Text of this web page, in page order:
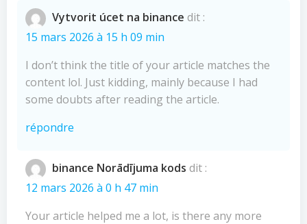
Vytvorit úcet na binance dit :
15 mars 2026 à 15 h 09 min
I don’t think the title of your article matches the
content lol. Just kidding, mainly because I had
some doubts after reading the article.
répondre
binance Norādījuma kods dit :
12 mars 2026 à 0 h 47 min
Your article helped me a lot, is there any more